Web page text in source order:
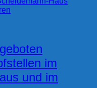
im
und im